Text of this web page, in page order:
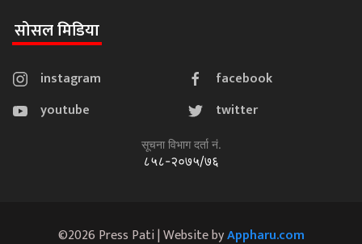
सोसल मिडिया
instagram
facebook
youtube
twitter
सूचना विभाग दर्ता नं.
८५८-२०७५/७६
©2026 Press Pati | Website byAppharu.com